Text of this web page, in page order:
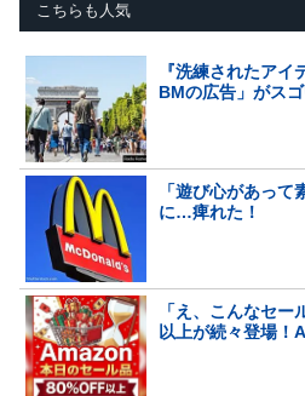
こちらも人気
『洗練されたア
BMの広告」がスゴ
「遊び心があっ
に…痺れた！
「え、こんなセ
以上が続々登場！